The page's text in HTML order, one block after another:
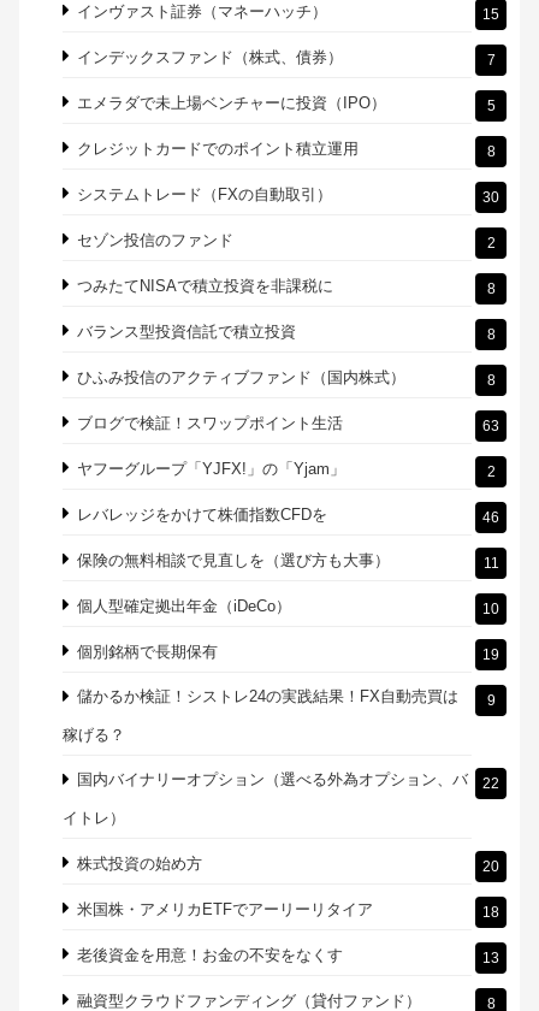
20代からの個人の資産運用 618
SBI証券、楽天証券はおすすめ。記事の作成日:2021年11
月19日
38
インヴァスト証券（マネーハッチ） 15
インデックスファンド（株式、債券） 7
エメラダで未上場ベンチャーに投資（IPO） 5
クレジットカードでのポイント積立運用 8
システムトレード（FXの自動取引） 30
セゾン投信のファンド 2
つみたてNISAで積立投資を非課税に 8
バランス型投資信託で積立投資 8
ひふみ投信のアクティブファンド（国内株式） 8
ブログで検証！スワップポイント生活 63
ヤフーグループ「YJFX!」の「Yjam」
レバレッジをかけて株価指数CFDを 46
保険の無料相談で見直しを（選び方も大事）
個人型確定拠出年金（iDeCo） 10
個別銘柄で長期保有 19
儲かるか検証！シストレ24の実践結果！FX自動売買は
稼げる？
9